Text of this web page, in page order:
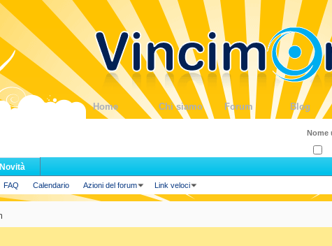
Home Chi siamo Forum Blog
FAQ Calendario Azioni del forum Link veloci
Novità